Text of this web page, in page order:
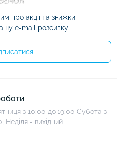
про акції та знижки
e-mail розсилку
з 10:00 до 19:00 Субота з
Неділя - вихідний